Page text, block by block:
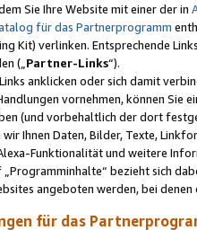
Sie Ihre Website mit einer der in
für das Partnerprogramm
Kit) verlinken. Entsprechende
(„ Partner-Links“).
anklicken oder sich damit
vornehmen, können Sie
(und vorbehaltlich der dort
Ihnen Daten, Bilder, Texte,
Funktionalität und weitere
bezieht sich
angeboten werden, bei
für das